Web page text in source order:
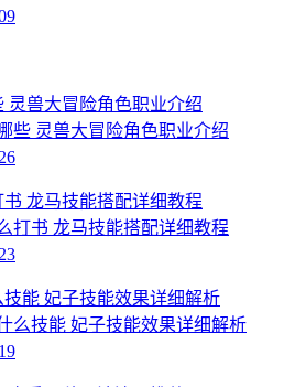
些 灵兽大冒险角色职业介绍
打书 龙马技能搭配详细教程
么技能 妃子技能效果详细解析